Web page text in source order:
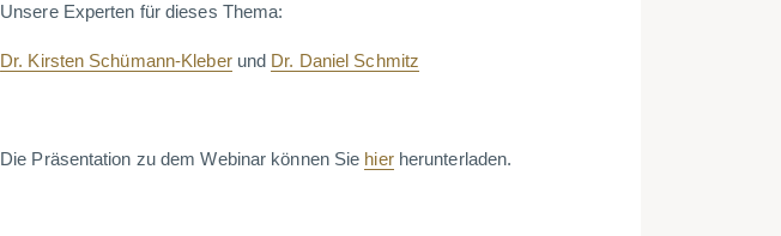
Unsere Experten für dieses Thema:
Dr. Kirsten Schümann-Kleberund Dr. Daniel Schmitz
Die Präsentation zu dem Webinar können Sie hierherunterladen.